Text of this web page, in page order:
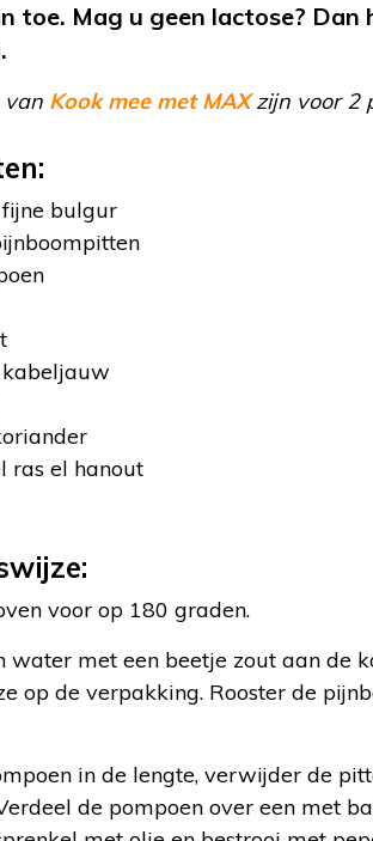
toe. Mag u geen lactose?
van Kook mee met MAXzijn voor 2
bulgur
ras el hanout
voor op 180 graden.
water met een beetje zout aan de
op de verpakking. Rooster de
in de lengte, verwijder de
de pompoen over een met